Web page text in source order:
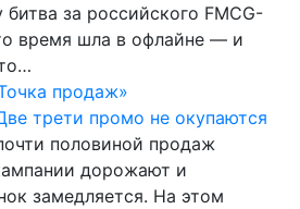
за российского FMCG-
время шла в офлайне — и
продаж»
трети промо не окупаются
половиной продаж
дорожают и
замедляется. На этом